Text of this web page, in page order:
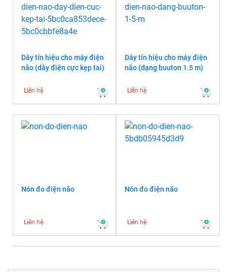
Dây tín hiệu cho máy điện
não (dây điện cực kẹp tai)
Liên hệ
Dây tín hiệu cho máy điện
não (dạng buuton 1.5 m)
Liên hệ
Nón đo điện não
Liên hệ
Nón đo điện não
Liên hệ